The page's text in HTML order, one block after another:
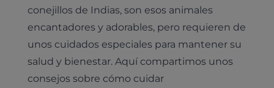
conejillos de Indias, son esos animales
encantadores y adorables, pero requieren de
unos cuidados especiales para mantener su
salud y bienestar. Aquí compartimos unos
consejos sobre cómo cuidar